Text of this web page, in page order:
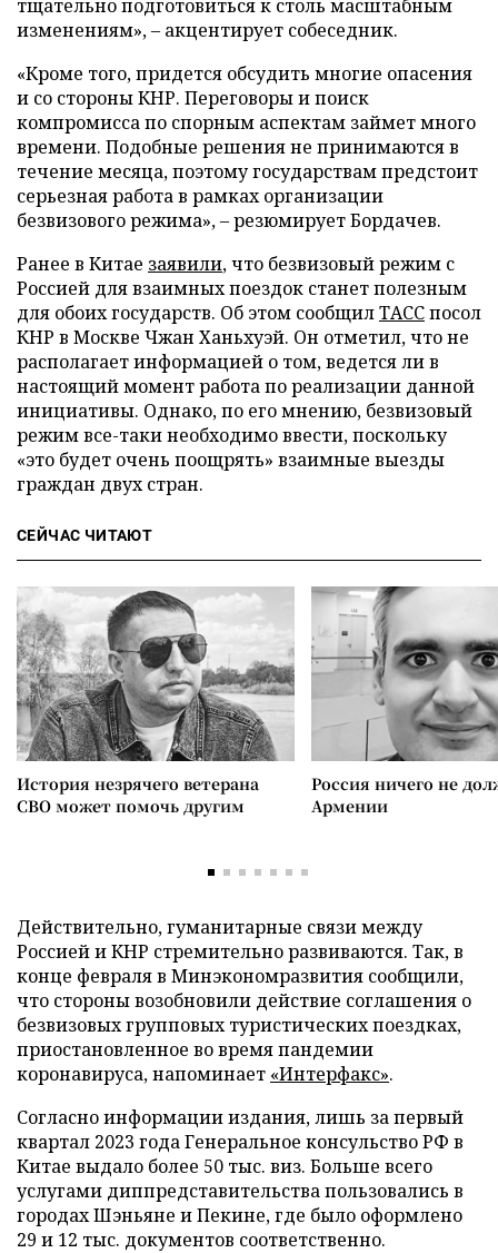
тщательно подготовиться к столь масштабным
изменениям», – акцентирует собеседник.
«Кроме того, придется обсудить многие опасения
и со стороны КНР. Переговоры и поиск
компромисса по спорным аспектам займет много
времени. Подобные решения не принимаются в
течение месяца, поэтому государствам предстоит
серьезная работа в рамках организации
безвизового режима», – резюмирует Бордачев.
Ранее в Китае заявили, что безвизовый режим с
Россией для взаимных поездок станет полезным
для обоих государств. Об этом сообщилТАССпосол
КНР в Москве Чжан Ханьхуэй. Он отметил, что не
располагает информацией о том, ведется ли в
настоящий момент работа по реализации данной
инициативы. Однако, по его мнению, безвизовый
режим все-таки необходимо ввести, поскольку
«это будет очень поощрять» взаимные выезды
граждан двух стран.
СЕЙЧАС ЧИТАЮТ
История незрячего ветерана
СВО может помочь другим
Россия ничего не
Армении
Действительно, гуманитарные связи между
Россией и КНР стремительно развиваются. Так, в
конце февраля в Минэкономразвития сообщили,
что стороны возобновили действие соглашения о
безвизовых групповых туристических поездках,
приостановленное во время пандемии
коронавируса, напоминает «Интерфакс».
Согласно информации издания, лишь за первый
квартал 2023 года Генеральное консульство РФ в
Китае выдало более 50 тыс. виз. Больше всего
услугами диппредставительства пользовались в
городах Шэньяне и Пекине, где было оформлено
29 и 12 тыс. документов соответственно.